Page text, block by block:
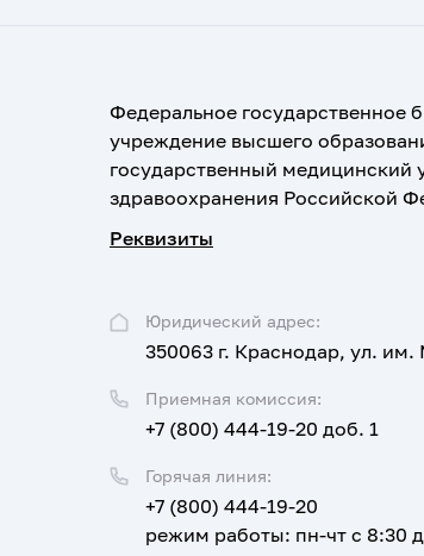
Федеральное государственное
учреждение высшего
государственный медицинский
здравоохранения Российской
Реквизиты
Юридический адрес:
350063 г. Краснодар, ул.
Приемная комиссия:
+7 (800) 444-19-20 доб. 1
Горячая линия:
+7 (800) 444-19-20
режим работы: пн-чт с 8:30